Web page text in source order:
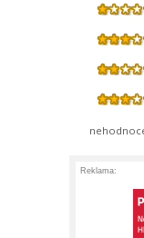
Reklama: